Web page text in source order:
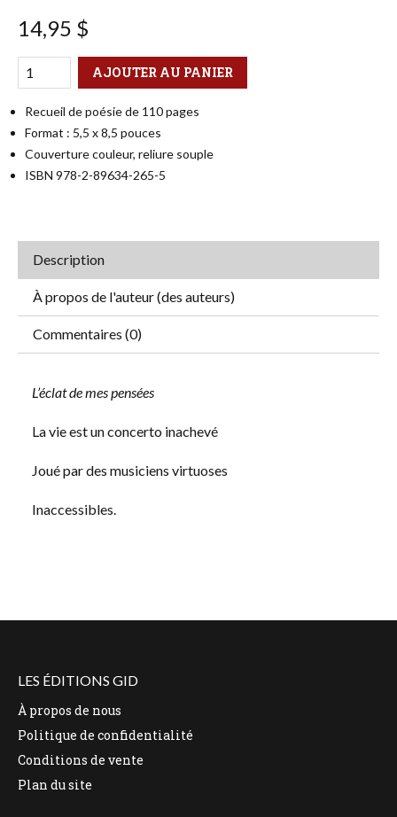
14,95 $
Qté
Format AJOUTER AU PANIER
Recueil de poésie de 110 pages
Format : 5,5 x 8,5 pouces
Couverture couleur, reliure souple
ISBN 978-2-89634-265-5
Description
À propos de l'auteur (des auteurs)
Commentaires (0)
L’éclat de mes pensées
La vie est un concerto inachevé
Joué par des musiciens virtuoses
Inaccessibles.
LES ÉDITIONS GID
À propos de nous
Politique de confidentialité
Conditions de vente
Plan du site